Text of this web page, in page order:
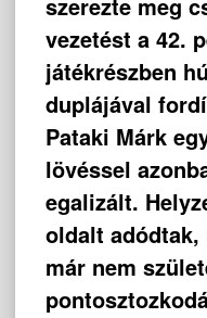
szerezte meg
vezetést a 42.
játékrészben
duplájával
Pataki Márk
lövéssel
egalizált.
oldalt adódtak,
már nem